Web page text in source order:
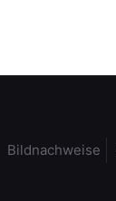
Bildnachweise